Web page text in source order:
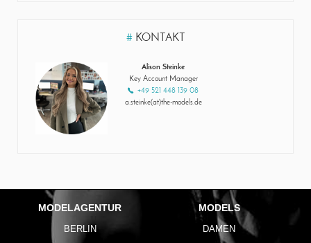
#KONTAKT
Alison Steinke
Key Account Manager
+49 521 448 139 08
a.steinke(at)the-models.de
MODELAGENTUR
BERLIN
MODELS
DAMEN